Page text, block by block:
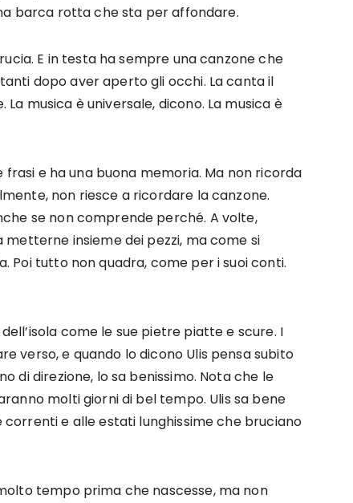
barca rotta che sta per affondare.
E in testa ha sempre una canzone che
dopo aver aperto gli occhi. La canta il
musica è universale, dicono. La musica è
e ha una buona memoria. Ma non ricorda
non riesce a ricordare la canzone.
se non comprende perché. A volte,
insieme dei pezzi, ma come si
Poi tutto non quadra, come per i suoi conti.
come le sue pietre piatte e scure. I
verso, e quando lo dicono Ulis pensa subito
di direzione, lo sa benissimo. Nota che le
molti giorni di bel tempo. Ulis sa bene
e alle estati lunghissime che bruciano
tempo prima che nascesse, ma non